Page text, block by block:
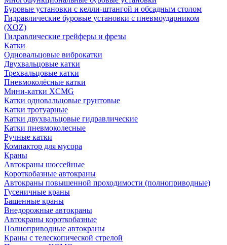
Буровые установки с келли-штангой и обсадным столом
Гидравлические буровые установки с пневмоударником
(XQZ)
Гидравлические грейферы и фрезы
Катки
Одновальцовые виброкатки
Двухвальцовые катки
Трехвальцовые катки
Пневмоколёсные катки
Мини-катки XCMG
Катки одновальцовые грунтовые
Катки тротуарные
Катки двухвальцовые гидравлические
Катки пневмоколесные
Ручные катки
Компактор для мусора
Краны
Автокраны шоссейные
Короткобазные автокраны
Автокраны повышенной проходимости (полноприводные)
Гусеничные краны
Башенные краны
Внедорожные автокраны
Автокраны короткобазные
Полноприводные автокраны
Краны с телескопической стрелой